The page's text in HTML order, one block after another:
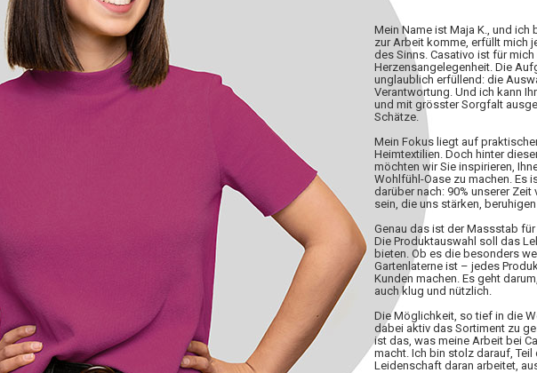
Mein Name ist Maja K., und ich
zur Arbeit komme, erfüllt mich
des Sinns. Casativo ist für
Herzensangelegenheit. Die
unglaublich erfüllend: die
Verantwortung. Und ich kann
und mit grösster Sorgfalt
Schätze.
Mein Fokus liegt auf
Heimtextilien. Doch hinter
möchten wir Sie inspirieren,
Wohlfühl-Oase zu machen. Es
darüber nach: 90% unserer
sein, die uns stärken,
Genau das ist der Massstab
Die Produktauswahl soll das
bieten. Ob es die besonders
Gartenlaterne ist – jedes
Kunden machen. Es geht
auch klug und nützlich.
Die Möglichkeit, so tief in die
dabei aktiv das Sortiment zu
ist das, was meine Arbeit bei
macht. Ich bin stolz darauf,
Leidenschaft daran arbeitet,